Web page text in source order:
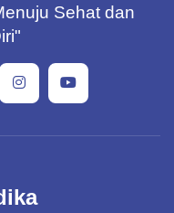
Sehat dan